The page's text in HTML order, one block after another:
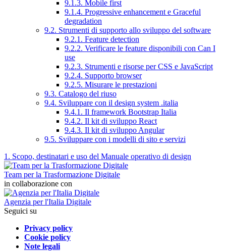
9.1.3. Mobile first
9.1.4. Progressive enhancement e Graceful
degradation
9.2. Strumenti di supporto allo sviluppo del software
9.2.1. Feature detection
9.2.2. Verificare le feature disponibili con Can I
use
9.2.3. Strumenti e risorse per CSS e JavaScript
9.2.4. Supporto browser
9.2.5. Misurare le prestazioni
9.3. Catalogo del riuso
9.4. Sviluppare con il design system .italia
9.4.1. Il framework Bootstrap Italia
9.4.2. Il kit di sviluppo React
9.4.3. Il kit di sviluppo Angular
9.5. Sviluppare con i modelli di sito e servizi
1. Scopo, destinatari e uso del Manuale operativo di design
Team per la Trasformazione Digitale
in collaborazione con
Agenzia per l'Italia Digitale
Seguici su
Privacy policy
Cookie policy
Note legali